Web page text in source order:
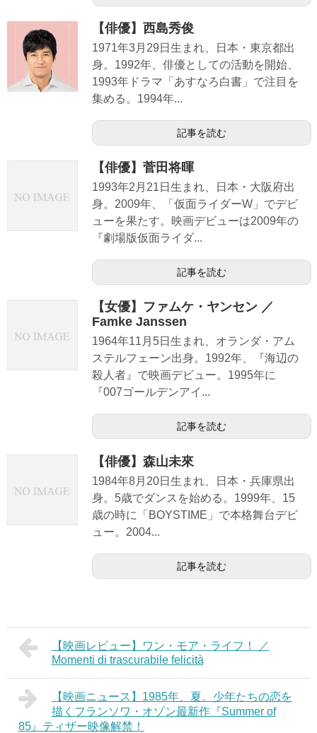
【俳優】西島秀俊
1971年3月29日生まれ、日本・東京都出
身。1992年、俳優としての活動を開始、
1993年ドラマ「あすなろ白書」で注目を
集める。1994年...
記事を読む
【俳優】菅田将暉
1993年2月21日生まれ、日本・大阪府出
身。2009年、「仮面ライダーW」でデビ
ューを果たす。映画デビューは2009年の
『劇場版仮面ライダ...
記事を読む
【女優】ファムケ・ヤンセン ／
Famke Janssen
1964年11月5日生まれ、オランダ・アム
ステルフェーン出身。1992年、『海辺の
殺人者』で映画デビュー。1995年に
『007ゴールデンアイ...
記事を読む
【俳優】森山未來
1984年8月20日生まれ、日本・兵庫県出
身。5歳でダンスを始める。1999年、15
歳の時に「BOYSTIME」で本格舞台デビ
ュー。2004...
記事を読む
【映画レビュー】ワン・モア・ライフ！ ／
Momenti di trascurabile felicità
【映画ニュース】1985年、夏。少年たちの恋を
描くフランソワ・オゾン最新作『Summer of
85』ティザー映像解禁！